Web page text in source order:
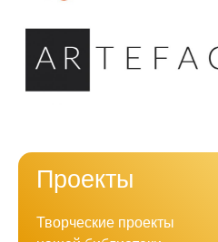
Проекты
Творческие проекты